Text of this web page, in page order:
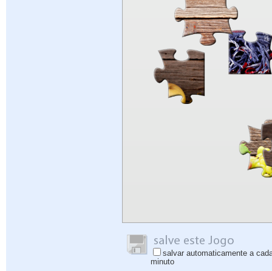
salvar automaticamente a
minuto